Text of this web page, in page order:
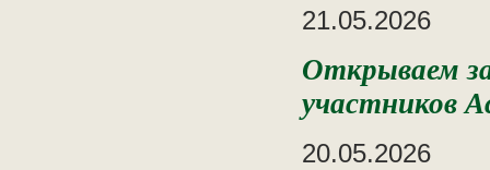
21.05.2026
Открываем
участников
20.05.2026